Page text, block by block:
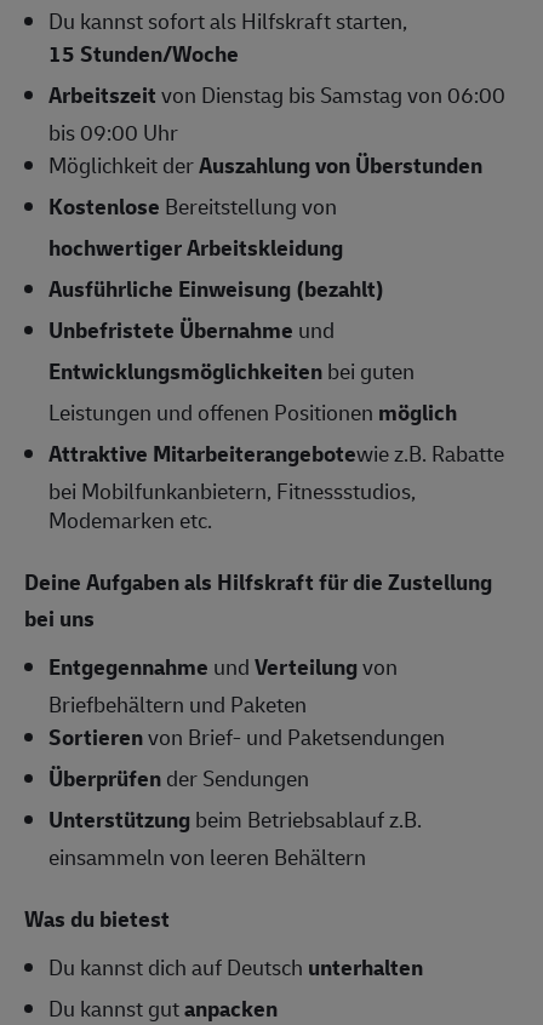
Du kannst sofort als Hilfskraft starten,
15 Stunden/Woche
Arbeitszeitvon Dienstag bis Samstag von 06:00
bis 09:00 Uhr
Möglichkeit derAuszahlung von Überstunden
Kostenlose Bereitstellung von
hochwertiger Arbeitskleidung
Ausführliche Einweisung (bezahlt)
Unbefristete Übernahme und
Entwicklungsmöglichkeitenbei guten
Leistungen und offenen Positionen möglich
Attraktive Mitarbeiterangebotewie z.B. Rabatte
bei Mobilfunkanbietern, Fitnessstudios,
Modemarken etc.
Deine Aufgaben als Hilfskraft für die Zustellung
bei uns
Entgegennahme undVerteilungvon
Briefbehältern und Paketen
Sortierenvon Brief- und Paketsendungen
Überprüfender Sendungen
Unterstützungbeim Betriebsablauf z.B.
einsammeln von leeren Behältern
Was du bietest
Du kannst dich auf Deutsch unterhalten
Du kannst gutanpacken